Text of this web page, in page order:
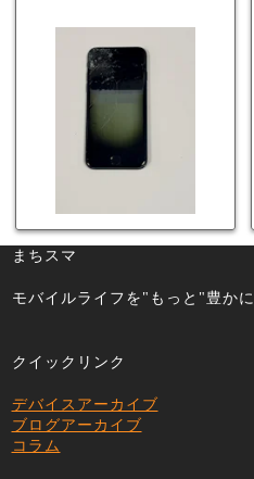
れ・液晶不良も当日
60分で修理可能！
まちスマ
モバイルライフを"もっと"豊かに
クイックリンク
デバイスアーカイブ
ブログアーカイブ
コラム